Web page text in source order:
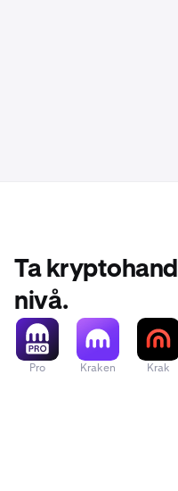
Ta
nivå.
Pro Kraken Krak